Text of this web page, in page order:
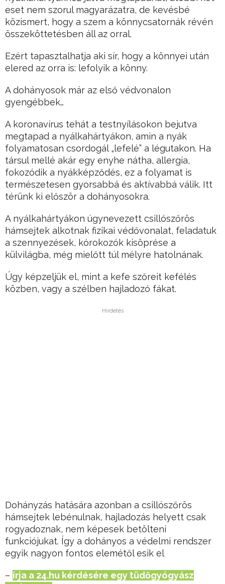
eset nem szorul magyarázatra, de kevésbé
közismert, hogy a szem a könnycsatornák révén
összeköttetésben áll az orral.
Ezért tapasztalhatja aki sír, hogy a könnyei után
elered az orra is: lefolyik a könny.
A dohányosok már az első védvonalon
gyengébbek…
A koronavírus tehát a testnyílásokon bejutva
megtapad a nyálkahártyákon, amin a nyák
folyamatosan csordogál „lefelé” a légutakon. Ha
társul mellé akár egy enyhe nátha, allergia,
fokozódik a nyákképződés, ez a folyamat is
természetesen gyorsabbá és aktívabbá válik. Itt
térünk ki először a dohányosokra.
A nyálkahártyákon úgynevezett csillószőrös
hámsejtek alkotnak fizikai védővonalat, feladatuk
a szennyezések, kórokozók kisöprése a
külvilágba, még mielőtt túl mélyre hatolnának.
Úgy képzeljük el, mint a kefe szőreit kefélés
közben, vagy a szélben hajladozó fákat.
Hirdetés
Dohányzás hatására azonban a csillószőrös
hámsejtek lebénulnak, hajladozás helyett csak
rogyadoznak, nem képesek betölteni
funkciójukat. Így a dohányos a védelmi rendszer
egyik nagyon fontos elemétől esik el
– írja a 24.hu kérdésére egy tüdőgyógyász